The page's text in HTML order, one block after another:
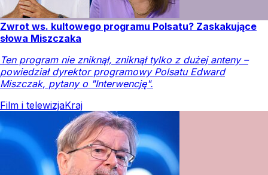
Zwrot ws. kultowego programu Polsatu? Zaskakujące
słowa Miszczaka
Ten program nie zniknął, zniknął tylko z dużej anteny –
powiedział dyrektor programowy Polsatu Edward
Miszczak, pytany o "Interwencję".
Film i telewizjaKraj